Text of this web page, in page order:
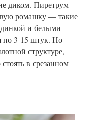
диком. Пиретрум
ромашку — такие
и белыми
по 3-15 штук. Но
структуре,
в срезанном